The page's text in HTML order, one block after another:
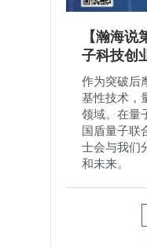
【瀚海
子科技创
作为突破后
基性技术，
领域。在量
国盾量子联
士会与我们
和未来。